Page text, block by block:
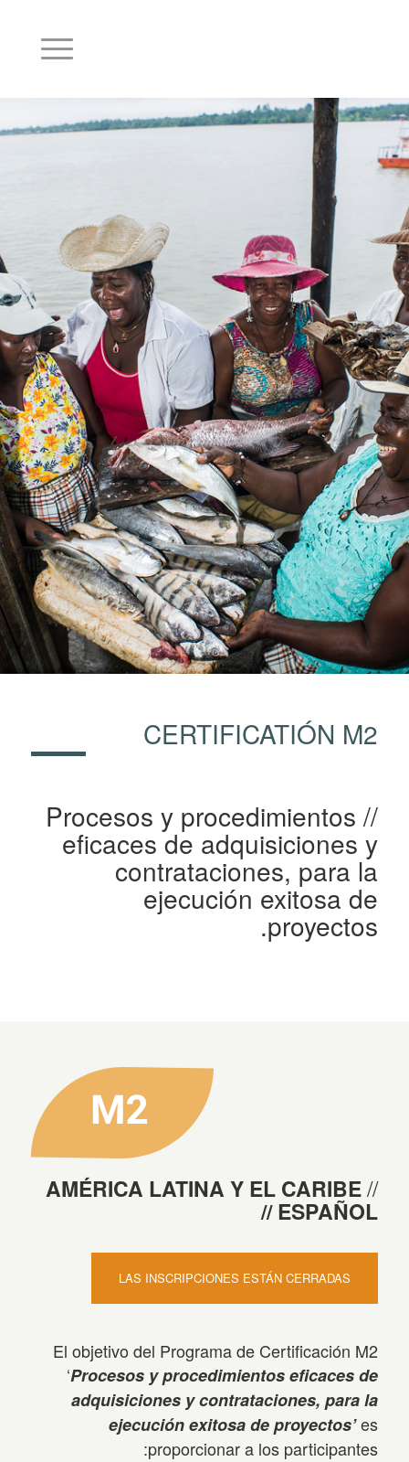
CERTIFICATIÓN M2
Procesos y procedimientos
eficaces de adquisiciones y
contrataciones, para la
ejecución exitosa de
proyectos.
AMÉRICA LATINA Y EL CARIBE
// ESPAÑOL
LAS INSCRIPCIONES ESTÁN CERRADAS
El objetivo del Programa de Certificación M2
‘Procesos y procedimientos eficaces de
adquisiciones y contrataciones, para la
ejecución exitosa de proyectos’es
proporcionar a los participantes: